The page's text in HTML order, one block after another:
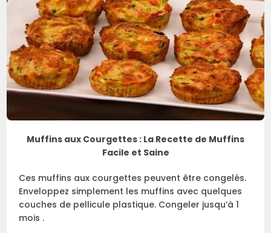
Muffins aux Courgettes : La Recette de Muffins
Facile et Saine
Ces muffins aux courgettes peuvent être congelés.
Enveloppez simplement les muffins avec quelques
couches de pellicule plastique. Congeler jusqu’à 1
mois .